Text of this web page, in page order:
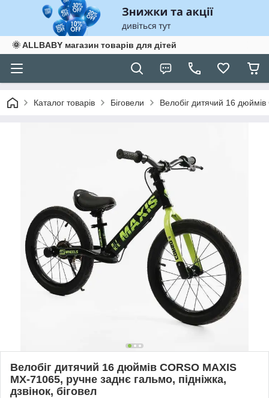
🌞 ALLBABY магазин товарів для дітей
Каталог товарів Біговели Велобіг дитячий 16 дюймів
Велобіг дитячий 16 дюймів CORSO MAXIS
MX-71065, ручне заднє гальмо, підніжка,
дзвінок, біговел